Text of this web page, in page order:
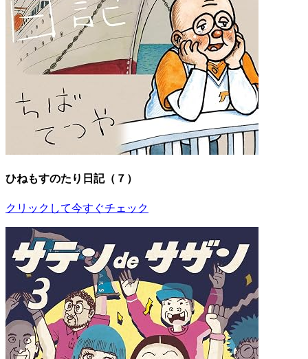
ひねもすのたり日記（７）
クリックして今すぐチェック